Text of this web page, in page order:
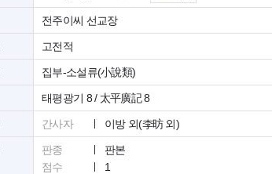
전주이씨 선교장
고전적
집부-소설류(小說類)
태평광기 8 / 太平廣記 8
간사자 이방 외(李昉 외)
판종
판본
점수
1